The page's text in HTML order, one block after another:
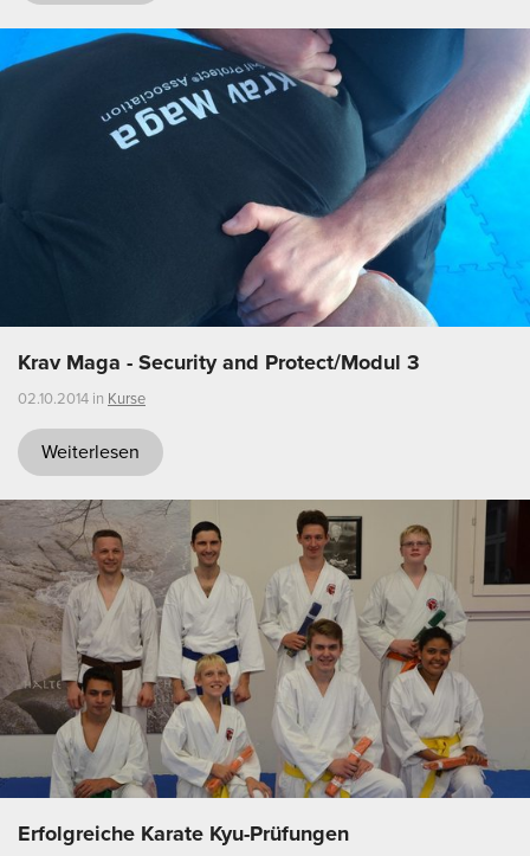
Krav Maga - Security and Protect/Modul 3
02.10.2014 in Kurse
Weiterlesen
Erfolgreiche Karate Kyu-Prüfungen